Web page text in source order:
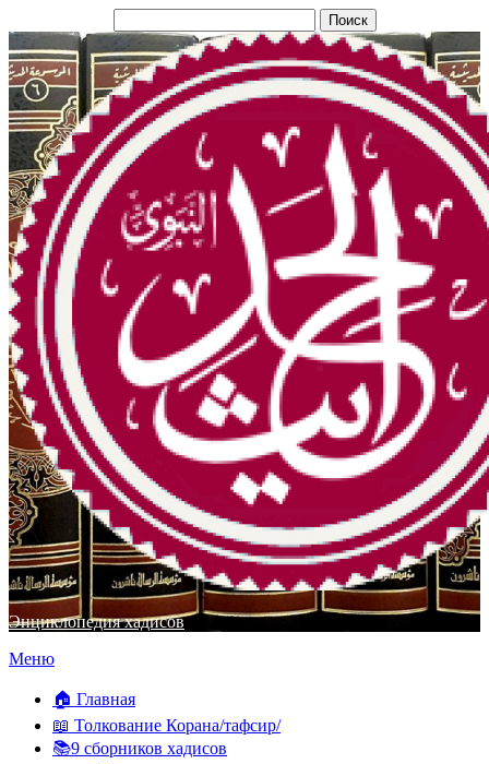
Энциклопедия хадисов
Перейти
содержимому
Меню
🏠 Главная
📖 Толкование Корана/тафсир/
📚9 сборников хадисов